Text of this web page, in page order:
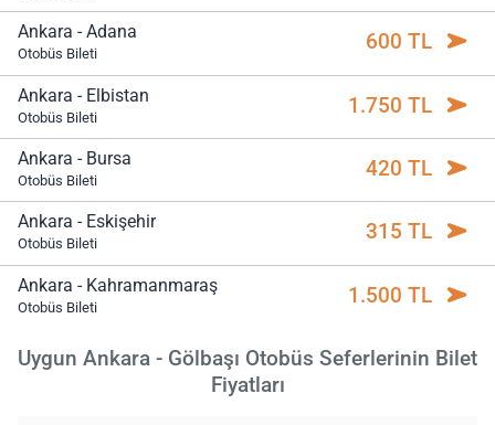
Ankara - Adana
Otobüs Bileti 600 TL
Ankara - Elbistan
Otobüs Bileti 1.750 TL
Ankara - Bursa
Otobüs Bileti 420 TL
Ankara - Eskişehir
Otobüs Bileti 315 TL
Ankara - Kahramanmaraş
Otobüs Bileti 1.500 TL
Uygun Ankara - Gölbaşı Otobüs Seferlerinin Bilet
Fiyatları